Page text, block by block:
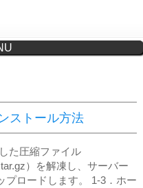
か分からない方へ…まずはご相談く
ストール方法
た圧縮ファイル
）を解凍し、サーバー
ロードします。 1‐3．ホー